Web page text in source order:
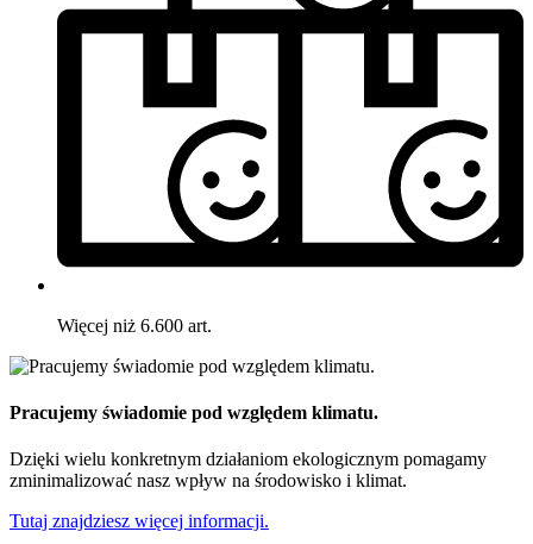
Więcej niż 6.600 art.
Pracujemy świadomie pod względem klimatu.
Dzięki wielu konkretnym działaniom ekologicznym pomagamy
zminimalizować nasz wpływ na środowisko i klimat.
Tutaj znajdziesz więcej informacji.